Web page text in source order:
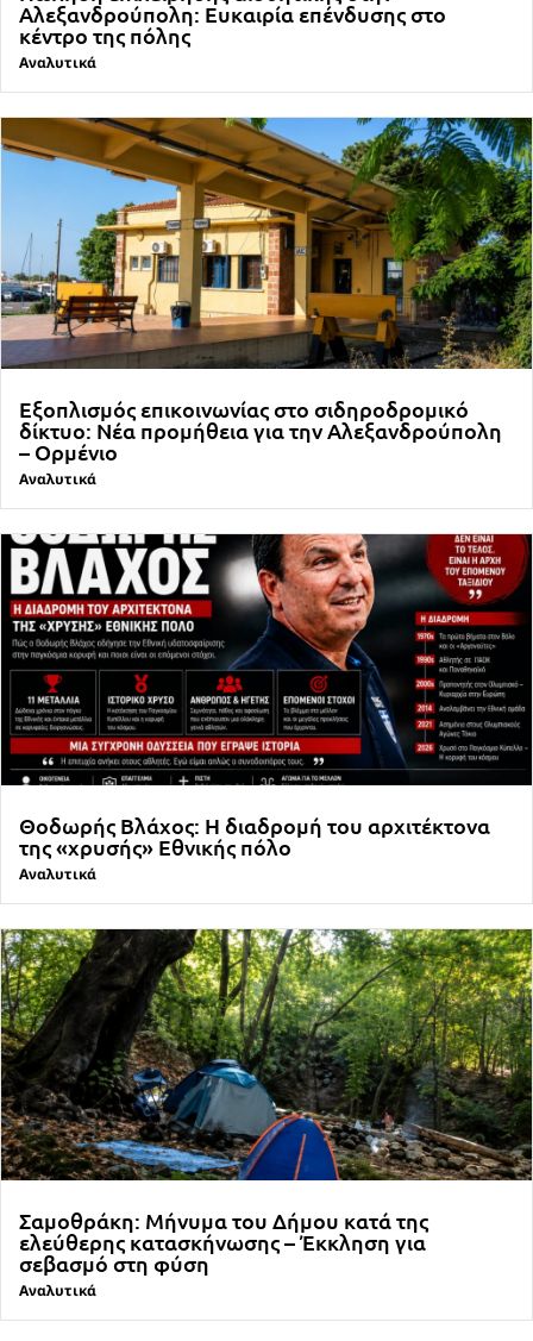
Αλεξανδρούπολη: Ευκαιρία επένδυσης στο
κέντρο της πόλης
Αναλυτικά
Εξοπλισμός επικοινωνίας στο σιδηροδρομικό
δίκτυο: Νέα προμήθεια για την Αλεξανδρούπολη
– Ορμένιο
Αναλυτικά
Θοδωρής Βλάχος: Η διαδρομή του αρχιτέκτονα
της «χρυσής» Εθνικής πόλο
Αναλυτικά
Σαμοθράκη: Μήνυμα του Δήμου κατά της
ελεύθερης κατασκήνωσης – Έκκληση για
σεβασμό στη φύση
Αναλυτικά